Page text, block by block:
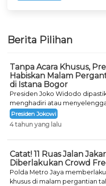
Berita Pilihan
Tanpa Acara Khusus,
Habiskan Malam
di Istana Bogor
Presiden Joko Widodo
menghadiri atau
khusus untuk mengisi malam
tahun.
Presiden Jokowi
4 tahun yang lalu
Catat! 11 Ruas Jalan
Diberlakukan Crowd
Polda Metro Jaya
khusus di malam pergantian